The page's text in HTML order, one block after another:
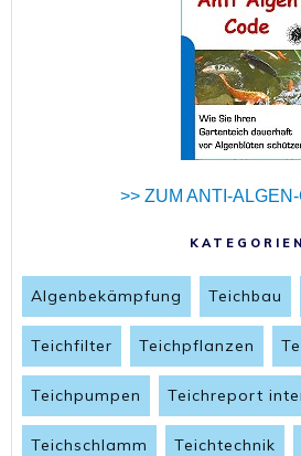
>> ZUM ANTI-
KATEGORIEN
Algenbekämpfung Teichbau
Teichfilter Teichpflanzen
Teichpumpen Teichreport
Teichschlamm Teichtechnik